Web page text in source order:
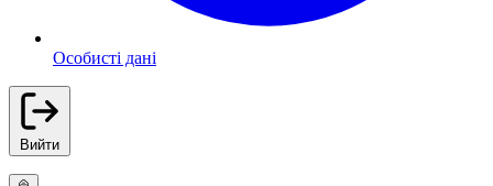
Особисті дані
Вийти